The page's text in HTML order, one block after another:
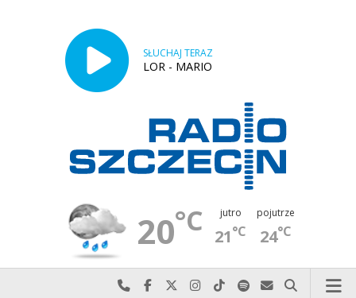
SŁUCHAJ TERAZ
LOR - MARIO
20°C jutro
21°C
pojutrze
24°C
Najlepiej po prostu do nas zadzwoń
Odwiedź nas na Facebook-u
Odwiedź nas na X
Odwiedź nas na Instagram-ie
Odwiedź nas na TikTok-u
Szukaj nas na Spotify
Wyślij do nas
Szukaj